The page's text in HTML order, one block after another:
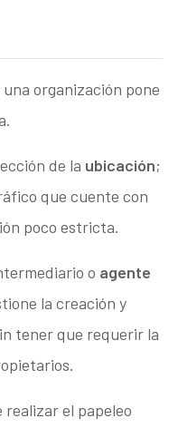
organización pone
de la ubicación;
que cuente con
poco estricta.
o agente
la creación y
tener que requerir la
realizar el papeleo